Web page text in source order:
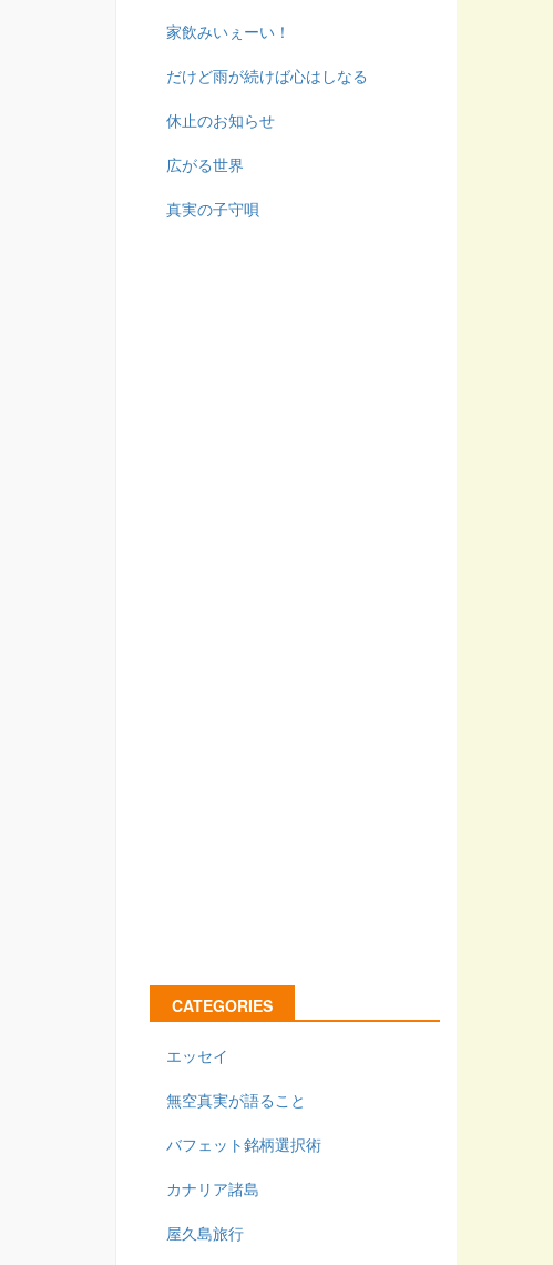
家飲みいぇーい！
だけど雨が続けば心はしなる
休止のお知らせ
広がる世界
真実の子守唄
CATEGORIES
エッセイ
無空真実が語ること
バフェット銘柄選択術
カナリア諸島
屋久島旅行